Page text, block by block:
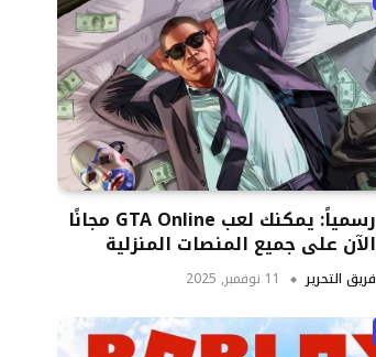
رسمياً: يمكنك لعب GTA Online مجانًا
الآن على جميع المنصات المنزلية
فريق التحرير 11 نوفمبر, 2025